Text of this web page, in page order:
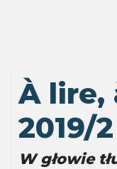
À lire,
2019/2
W głowie